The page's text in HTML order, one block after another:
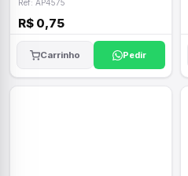
Ref: AP4575
R$ 0,75
Carrinho Pedir